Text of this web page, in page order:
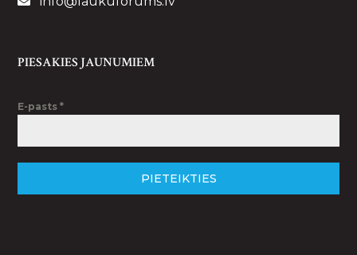
PIESAKIES JAUNUMIEM
E-pasts*
PIETEIKTIES